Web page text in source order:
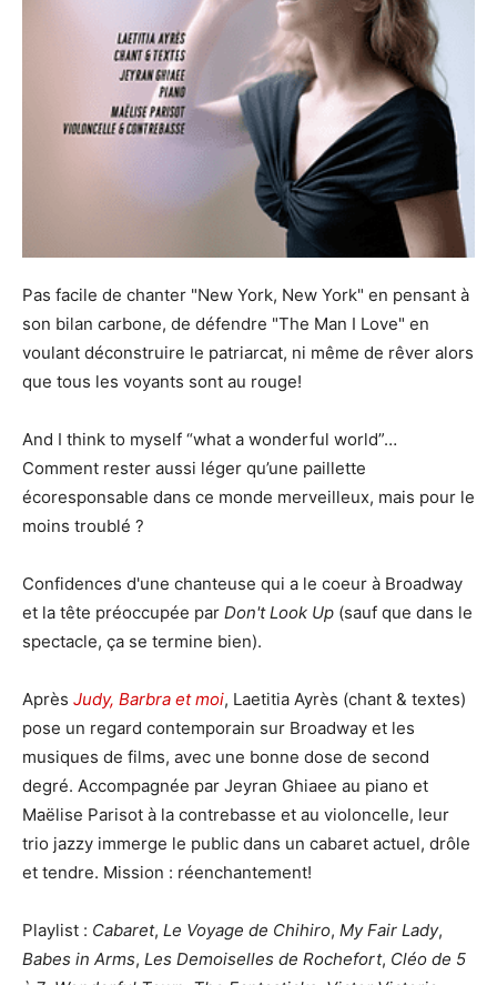
Pas facile de chanter "New York, New York" en pensant à
son bilan carbone, de défendre "The Man I Love" en
voulant déconstruire le patriarcat, ni même de rêver alors
que tous les voyants sont au rouge!
And I think to myself “what a wonderful world”…
Comment rester aussi léger qu’une paillette
écoresponsable dans ce monde merveilleux, mais pour le
moins troublé ?
Confidences d'une chanteuse qui a le coeur à Broadway
et la tête préoccupée par Don't Look Up (sauf que dans le
spectacle, ça se termine bien).
Après Judy, Barbra et moi, Laetitia Ayrès (chant & textes)
pose un regard contemporain sur Broadway et les
musiques de films, avec une bonne dose de second
degré. Accompagnée par Jeyran Ghiaee au piano et
Maëlise Parisot à la contrebasse et au violoncelle, leur
trio jazzy immerge le public dans un cabaret actuel, drôle
et tendre. Mission : réenchantement!
Playlist : Cabaret, Le Voyage de Chihiro, My Fair Lady,
Babes in Arms, Les Demoiselles de Rochefort, Cléo de 5